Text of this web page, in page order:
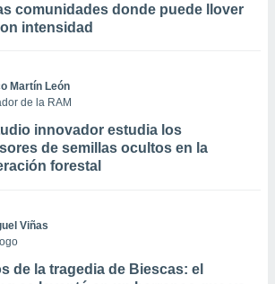
comunidades donde puede llover
intensidad
Martín León
de la RAM
innovador estudia los
de semillas ocultos en la
forestal
Viñas
de la tragedia de Biescas: el